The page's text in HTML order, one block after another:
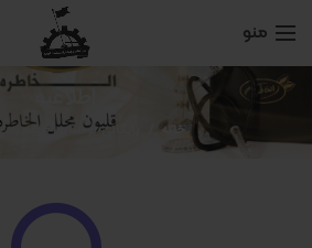
منو
اطلاعیه
خانه بایگانی بر اساس طبقه